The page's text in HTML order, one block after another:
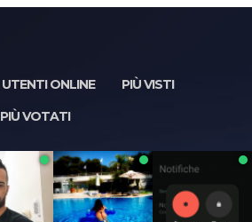
UTENTI ONLINE
PIÙ VISTI
PIÙ VOTATI